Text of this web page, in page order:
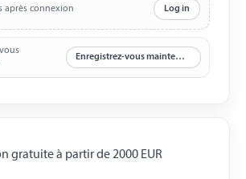
après connexion Log in
Enregistrez-vous maintenant
gratuite à partir de 2000 EUR